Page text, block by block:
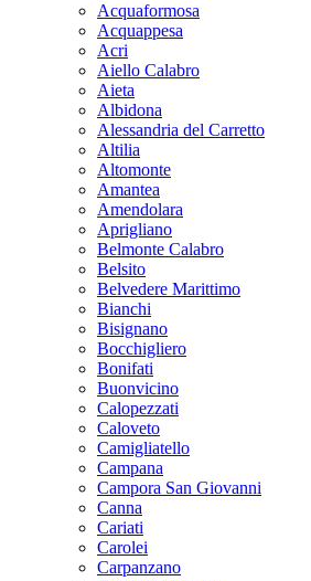
Acquaformosa
Acquappesa
Acri
Aiello Calabro
Aieta
Albidona
Alessandria del Carretto
Altilia
Altomonte
Amantea
Amendolara
Aprigliano
Belmonte Calabro
Belsito
Belvedere Marittimo
Bianchi
Bisignano
Bocchigliero
Bonifati
Buonvicino
Calopezzati
Caloveto
Camigliatello
Campana
Campora San Giovanni
Canna
Cariati
Carolei
Carpanzano